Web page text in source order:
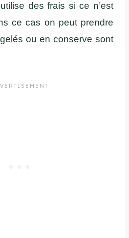
des frais si ce n’est
ce cas on peut prendre
ou en conserve sont